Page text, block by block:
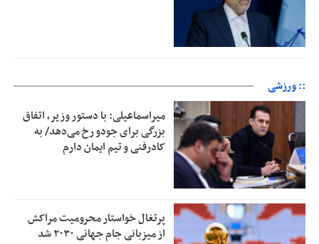
:: ورزشی
میراسماعیلی: با دستور وزیر، اتفاق
بزرگی برای جودو رخ می‌دهد/ به
کادرفنی و تیم ایمان دارم
پرتغال خواستار محرومیت مراکش
از میزبانی جام جهانی ۲۰۳۰ شد